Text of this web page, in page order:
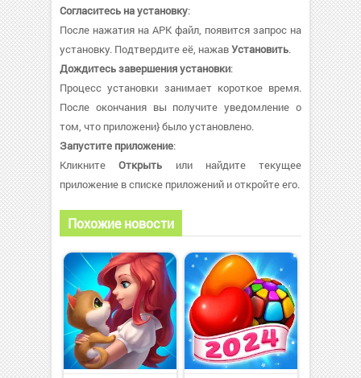
Согласитесь на установку:
После нажатия на APK файл, появится запрос на
установку. Подтвердите её, нажавУстановить.
Дождитесь завершения установки:
Процесс установки занимает короткое время.
После окончания вы получите уведомление о
том, что приложени} было установлено.
Запустите приложение:
КликнитеОткрыть или найдите текущее
приложение в списке приложений и откройте его.
Похожие новости